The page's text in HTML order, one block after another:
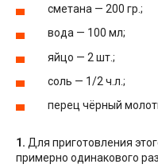
сметана — 200 гр.;
вода — 100 мл;
яйцо — 2 шт.;
соль — 1/2 ч.л.;
перец чёрный
1. Для приготовления
примерно одинакового